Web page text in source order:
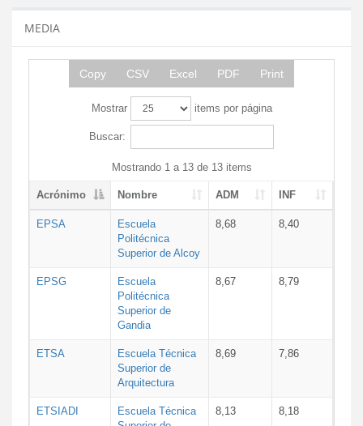
MEDIA
Copy CSV Excel PDF Print
Mostrar items por página
Buscar:
Mostrando 1 a 13 de 13 items
Acrónimo Nombre ADM INF
EPSA
Escuela
Politécnica
Superior de Alcoy
8,68 8,40
EPSG
Escuela
Politécnica
Superior de
Gandia
8,67 8,79
ETSA
Escuela Técnica
Superior de
Arquitectura
8,69 7,86
ETSIADI
Escuela Técnica
8,13 8,18